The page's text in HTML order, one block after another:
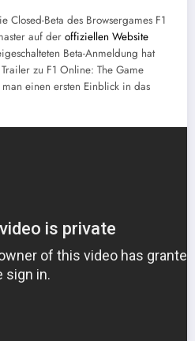
Closed-Beta des Browsergames F1
auf der offiziellen Website
Beta-Anmeldung hat
zu F1 Online: The Game
einen ersten Einblick in das